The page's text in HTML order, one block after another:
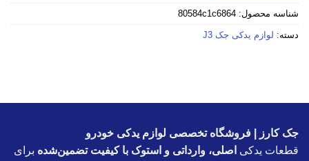
شناسه محصول: 80584c1c6864
دسته: لوازم یدکی جک J3
جک کارز | فروشگاه تخصصی لوازم یدکی خودرو
قطعات یدکی اصلی، وارداتی و استوک با کیفیت تضمین‌شده برای